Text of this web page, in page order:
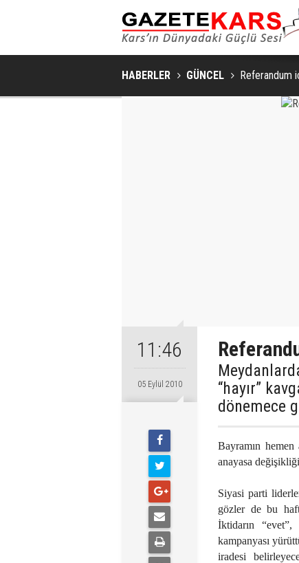
SAKIN VE ŞIK BIR YAŞAM ALANI İÇIN
HABERLER GÜNCEL Referandum
11:46
05 Eylül 2010
“hayır”
dönemece
Bayramın
anayasa
Siyasi parti
gözler de bu
İktidarın
kampanyası
iradesi